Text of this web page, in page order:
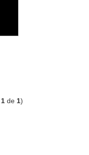
1 de 1)